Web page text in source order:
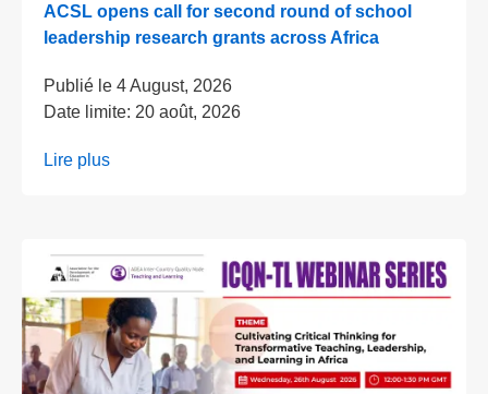
ACSL opens call for second round of school
leadership research grants across Africa
Publié le 4 August, 2026
Date limite: 20 août, 2026
Lire plus